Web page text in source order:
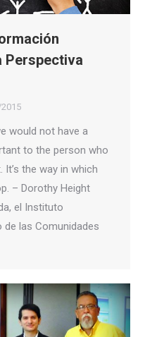
Perspectiva
would not have a
to the person who
the way in which
– Dorothy Height
el Instituto
de las Comunidades